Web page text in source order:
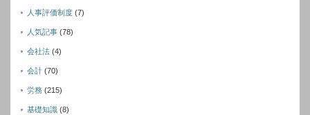
人事評価制度 (7)
人気記事 (78)
会社法 (4)
会計 (70)
労務 (215)
基礎知識 (8)